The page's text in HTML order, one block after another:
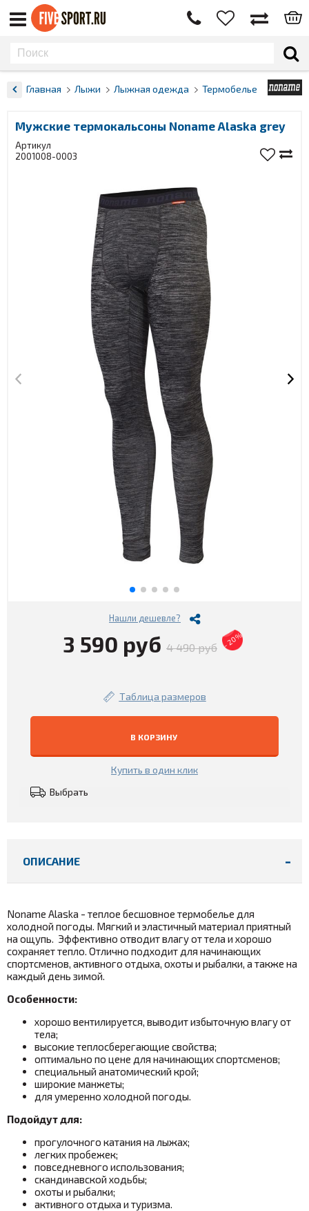
Главная Лыжи Лыжная одежда Термобелье
Мужские термокальсоны Noname Alaska grey
Артикул
2001008-0003
Нашли дешевле?
3 590 руб 4 490 руб - 20%
Таблица размеров
В КОРЗИНУ
Купить в один клик
Выбрать
ОПИСАНИЕ
Noname Alaska - теплое бесшовное термобелье для
холодной погоды. Мягкий и эластичный материал приятный
на ощупь. Эффективно отводит влагу от тела и хорошо
сохраняет тепло. Отлично подходит для начинающих
спортсменов, активного отдыха, охоты и рыбалки, а также на
каждый день зимой.
Особенности:
хорошо вентилируется, выводит избыточную влагу от
тела;
высокие теплосберегающие свойства;
оптимально по цене для начинающих спортсменов;
специальный анатомический крой;
широкие манжеты;
для умеренно холодной погоды.
Подойдут для:
прогулочного катания на лыжах;
легких пробежек;
повседневного использования;
скандинавской ходьбы;
охоты и рыбалки;
активного отдыха и туризма.